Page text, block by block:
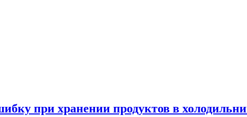
при хранении продуктов в